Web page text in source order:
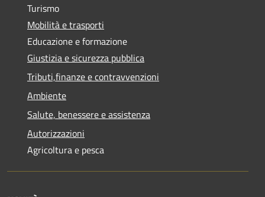
Turismo
Mobilità e trasporti
Educazione e formazione
Giustizia e sicurezza pubblica
Tributi,finanze e contravvenzioni
Ambiente
Salute, benessere e assistenza
Autorizzazioni
Agricoltura e pesca